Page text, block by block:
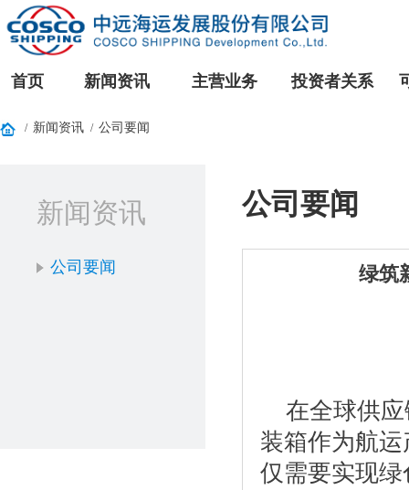
首页 新闻资讯 主营业务 投资者关系
/ 新闻资讯 / 公司要闻
新闻资讯
公司要闻
公司要闻
绿筑
在全球供
装箱作为航
仅需要实现